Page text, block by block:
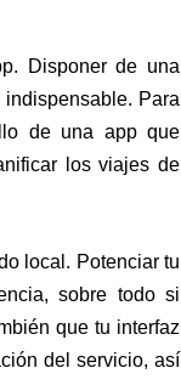
Disponer de una
Para
de una app que
los viajes de
local. Potenciar tu
sobre todo si
que tu interfaz
del servicio, así